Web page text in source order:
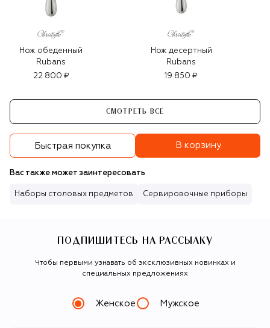
Нож обеденный
Rubans
22 800 ₽
Нож десертный
Rubans
19 850 ₽
СМОТРЕТЬ ВСЕ
Быстрая покупка В корзину
Вас также может заинтересовать
Наборы столовых предметов Сервировочные приборы
ПОДПИШИТЕСЬ НА РАССЫЛКУ
Чтобы первыми узнавать об эксклюзивных новинках и
специальных предложениях
Женское Мужское